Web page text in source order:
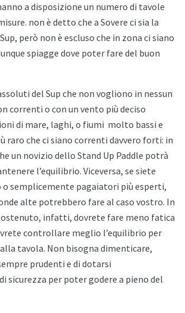
a disposizione un numero di tavole
non è detto che a Sovere ci sia la
però non è escluso che in zona ci siano
spiagge dove poter fare del buon
del Sup che non vogliono in nessun
correnti o con un vento più deciso
di mare, laghi, o fiumi molto bassi e
raro che ci siano correnti davvero forti: in
un novizio dello Stand Up Paddle potrà
l’equilibrio. Viceversa, se siete
semplicemente pagaiatori più esperti,
alte potrebbero fare al caso vostro. In
infatti, dovrete fare meno fatica
controllare meglio l’equilibrio per
tavola. Non bisogna dimenticare,
prudenti e di dotarsi
sicurezza per poter godere a pieno del